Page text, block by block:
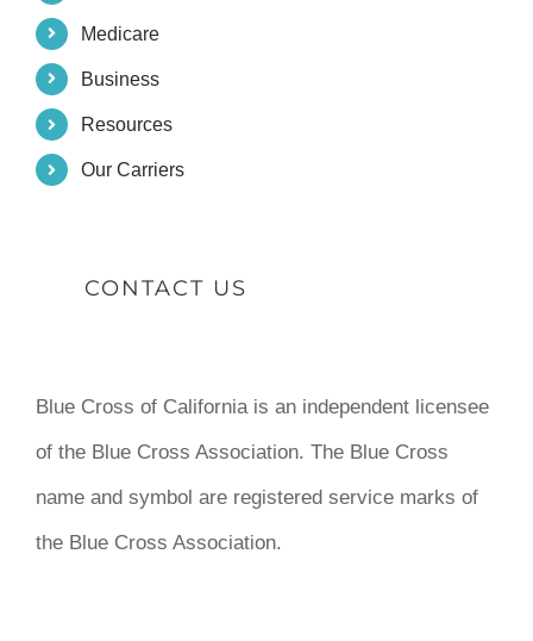
Medicare
Business
Resources
Our Carriers
CONTACT US
Blue Cross of California is an independent licensee
of the Blue Cross Association. The Blue Cross
name and symbol are registered service marks of
the Blue Cross Association.